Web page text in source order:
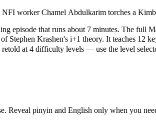
NFI worker Chamel Abdulkarim torches a
episode that runs about 7 minutes. The
Stephen Krashen's i+1 theory. It teaches
retold at 4 difficulty levels — use the level
Reveal pinyin and English only when you